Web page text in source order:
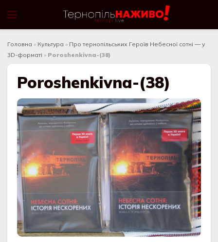
Головна » Культура » Про тернопільських Героїв Небесної сотні — у
3D-форматі » Poroshenkivna-(38)
Poroshenkivna-(38)